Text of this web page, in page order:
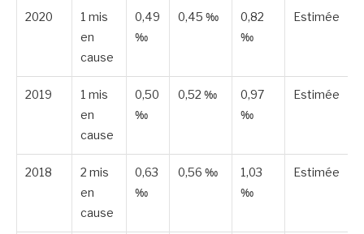
2020
1 mis
en
cause
0,49
‰
0,45 ‰
0,82
‰
Estimée
2019
1 mis
en
cause
0,50
‰
0,52 ‰
0,97
‰
Estimée
2018
2 mis
en
cause
0,63
‰
0,56 ‰
1,03
‰
Estimée